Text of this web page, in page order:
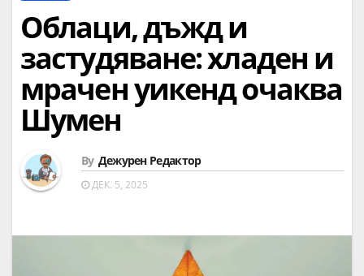
Облаци, дъжд и
застудяване: хладен и
мрачен уикенд очаква
Шумен
By Дежурен Редактор
ДЕК. 5, 2025